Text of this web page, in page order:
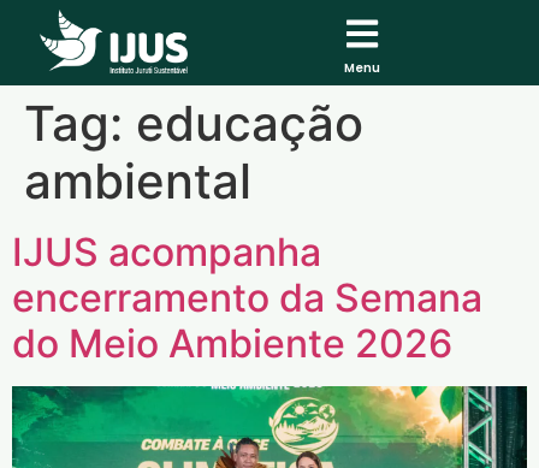
Menu
Tag: educação
ambiental
IJUS acompanha
encerramento da Semana
do Meio Ambiente 2026